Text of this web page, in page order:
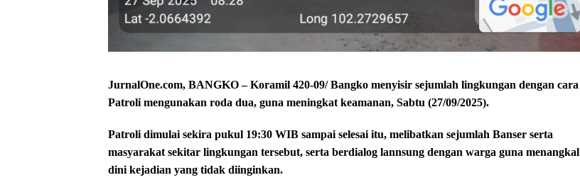
JurnalOne.com, BANGKO – Koramil 420-09/ Bangko menyisir sejumlah lingkungan dengan cara
Patroli mengunakan roda dua, guna meningkat keamanan, Sabtu (27/09/2025).
Patroli dimulai sekira pukul 19:30 WIB sampai selesai itu, melibatkan sejumlah Banser serta
masyarakat sekitar lingkungan tersebut, serta berdialog lannsung dengan warga guna menangkal
dini kejadian yang tidak diinginkan.